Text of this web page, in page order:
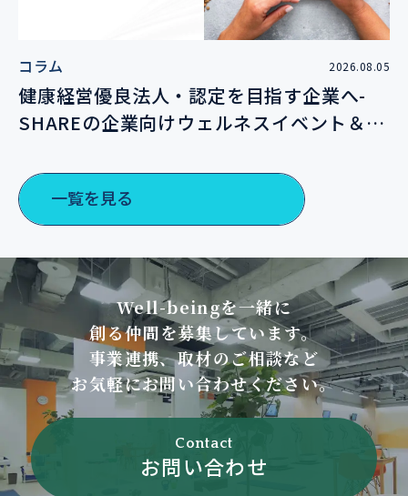
コラム 2026.08.05
健康経営優良法人・認定を目指す企業へ-
SHAREの企業向けウェルネスイベント＆サ
一覧を見る
Well-beingを一緒に
創る仲間を募集しています。
事業連携、取材のご相談など
お気軽にお問い合わせください。
Contact
お問い合わせ